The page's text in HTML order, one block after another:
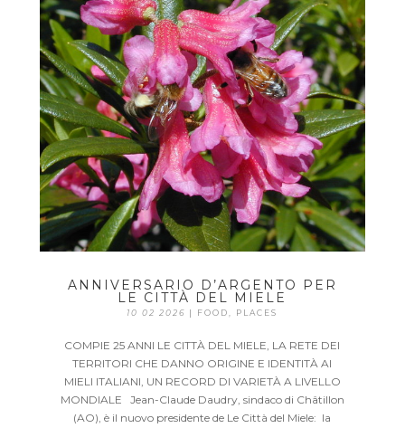
ANNIVERSARIO D’ARGENTO PER
LE CITTÀ DEL MIELE
10 02 2026 | FOOD, PLACES
COMPIE 25 ANNI LE CITTÀ DEL MIELE, LA RETE DEI
TERRITORI CHE DANNO ORIGINE E IDENTITÀ AI
MIELI ITALIANI, UN RECORD DI VARIETÀ A LIVELLO
MONDIALE Jean-Claude Daudry, sindaco di Châtillon
(AO), è il nuovo presidente de Le Città del Miele: la